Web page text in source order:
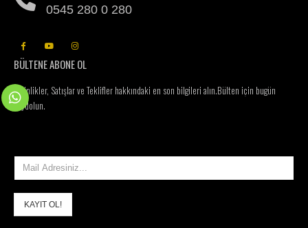
0545 280 0 280
BÜLTENE ABONE OL
Etkinlikler, Satışlar ve Teklifler hakkındaki en son bilgileri alın.Bülten için bugün
kaydolun.